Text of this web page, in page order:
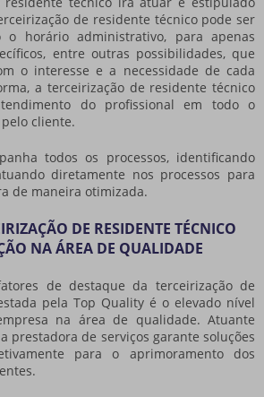
de residente técnico pode ser
o horário administrativo, para apenas
entre outras possibilidades, que
o interesse e a necessidade de cada
a terceirização de residente técnico
do profissional em todo o
cliente.
todos os processos, identificando
diretamente nos processos para
de maneira otimizada.
DE RESIDENTE TÉCNICO
NA ÁREA DE QUALIDADE
de destaque da terceirização de
pela Top Quality é o elevado nível
na área de qualidade. Atuante
prestadora de serviços garante soluções
para o aprimoramento dos